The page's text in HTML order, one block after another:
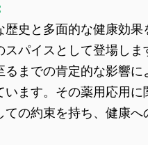
歴史と多面的な健康効
スパイスとして登場し
るまでの肯定的な影響
います。その薬用応用
ての約束を持ち、健康へ